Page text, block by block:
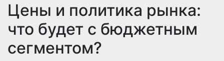
Цены и политика рынка:
что будет с бюджетным
сегментом?